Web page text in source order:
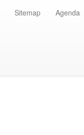
Sitemap Agenda